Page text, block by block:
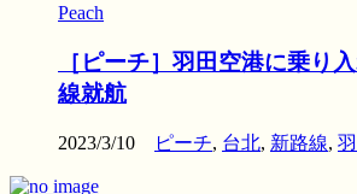
Peach
［ピーチ］羽田空港に乗り
線就航
2023/3/10 ピーチ, 台北, 新路線,